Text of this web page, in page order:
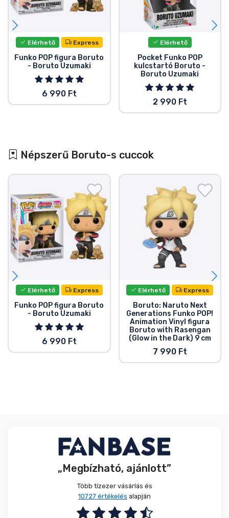
Elérhető Express
Funko POP figura Boruto
- Boruto Uzumaki
6 990 Ft
Elérhető
Pocket Funko POP
kulcstartó Boruto -
Boruto Uzumaki
2 990 Ft
Népszerű Boruto-s cuccok
Elérhető Express
Funko POP figura Boruto
- Boruto Uzumaki
6 990 Ft
Elérhető Express
Boruto: Naruto Next
Generations Funko POP!
Animation Vinyl figura
Boruto with Rasengan
(Glow in the Dark) 9 cm
7 990 Ft
„Megbízható, ajánlott”
Több tízezer vásárlás és
10727 értékelés alapján